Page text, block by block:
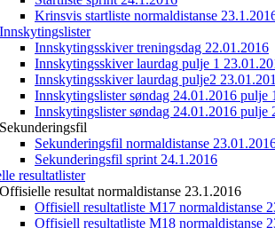
Krinsvis startliste normaldistanse
Innskytingslister
Innskytingsskiver treningsdag 22.01.2016
Innskytingsskiver laurdag pulje 1
Innskytingsskiver laurdag pulje2
Innskytingslister søndag 24.01.2016 pulje 1
Innskytingslister søndag 24.01.2016 pulje
Sekunderingsfil
Sekunderingsfil normaldistanse
Sekunderingsfil sprint 24.1.2016
resultatlister
Offisielle resultat normaldistanse 23.1.2016
Offisiell resultatliste M17 normaldistanse
Offisiell resultatliste M18 normaldistanse